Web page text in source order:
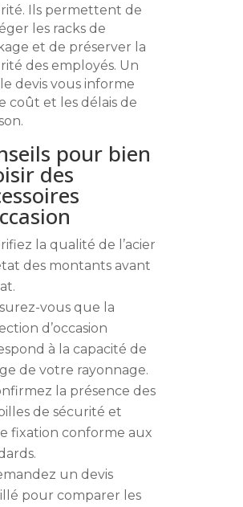
Ils permettent de
les racks de
et de préserver la
des employés. Un
devis vous informe
coût et les délais de
pour bien
des
la qualité de l’acier
des montants avant
vous que la
d’occasion
à la capacité de
de votre rayonnage.
la présence des
de sécurité et
fixation conforme aux
un devis
pour comparer les